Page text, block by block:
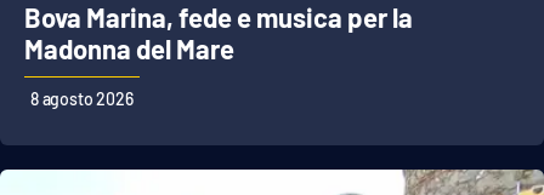
Bova Marina, fede e musica per la
Madonna del Mare
8 agosto 2026